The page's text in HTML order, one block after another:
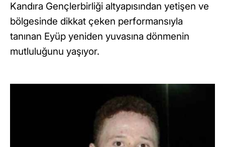
Kandıra Gençlerbirliği altyapısından yetişen ve
bölgesinde dikkat çeken performansıyla
tanınan Eyüp yeniden yuvasına dönmenin
mutluluğunu yaşıyor.